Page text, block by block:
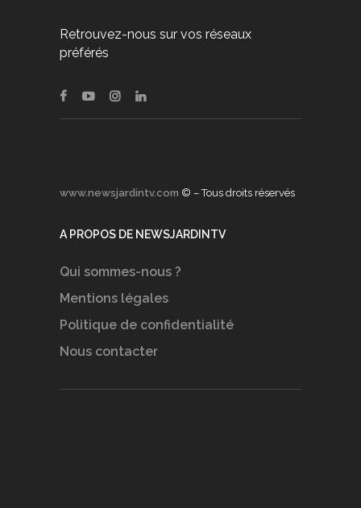
Retrouvez-nous sur vos réseaux
préférés
www.newsjardintv.com © – Tous droits réservés
A PROPOS DE NEWSJARDINTV
Qui sommes-nous ?
Mentions légales
Politique de confidentialité
Nous contacter